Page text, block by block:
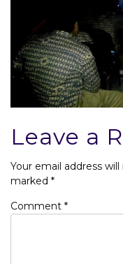
Leave a
Your email address
marked *
Comment *